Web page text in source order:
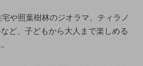
や照葉樹林のジオラマ、ティラノ
ど、子どもから大人まで楽しめる